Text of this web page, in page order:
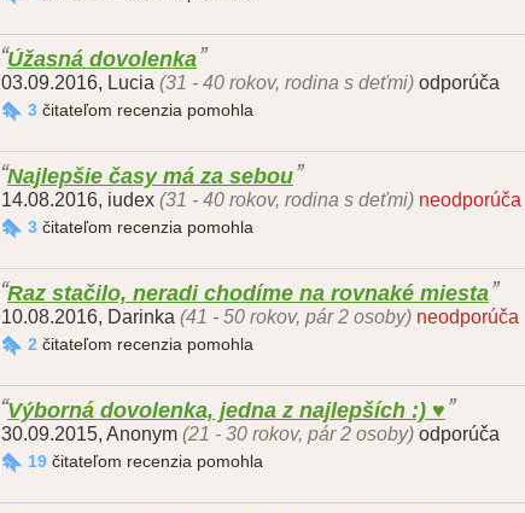
Úžasná dovolenka
03.09.2016, Lucia (31 - 40 rokov, rodina s deťmi) odporúča
3 čitateľom recenzia pomohla
Najlepšie časy má za sebou
14.08.2016, iudex (31 - 40 rokov, rodina s deťmi) neodporúča
3 čitateľom recenzia pomohla
Raz stačilo, neradi chodíme na rovnaké miesta
10.08.2016, Darinka (41 - 50 rokov, pár 2 osoby) neodporúča
2 čitateľom recenzia pomohla
Výborná dovolenka, jedna z najlepších :) ♥
30.09.2015, Anonym (21 - 30 rokov, pár 2 osoby) odporúča
19 čitateľom recenzia pomohla